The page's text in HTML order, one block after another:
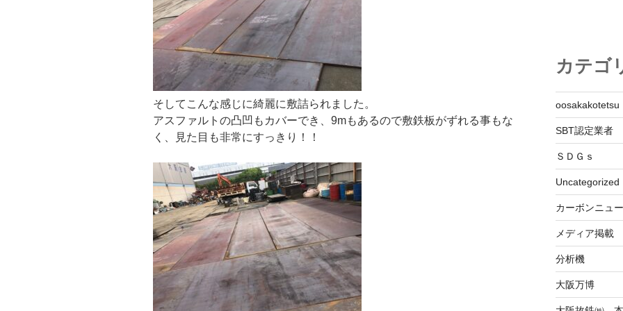
そしてこんな感じに綺麗に敷詰られました。
アスファルトの凸凹もカバーでき、9mもあるので敷鉄板がずれる事もな
く、見た目も非常にすっきり！！
カテゴ
oosakakotetsu
SBT認定業者
ＳＤＧｓ
Uncategorized
カーボンニュ
メディア掲載
分析機
大阪万博